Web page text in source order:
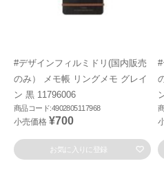
#デザインフィルミドリ(国内販売
のみ） メモ帳 リングメモ グレイ
ン 黒 11796006
商品コード:4902805117968
小売価格 ¥700
お気に入りに登録